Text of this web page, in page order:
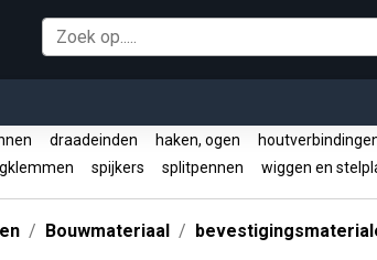
draadeinden haken, ogen
spijkers splitpennen wiggen en
Bouwmateriaal